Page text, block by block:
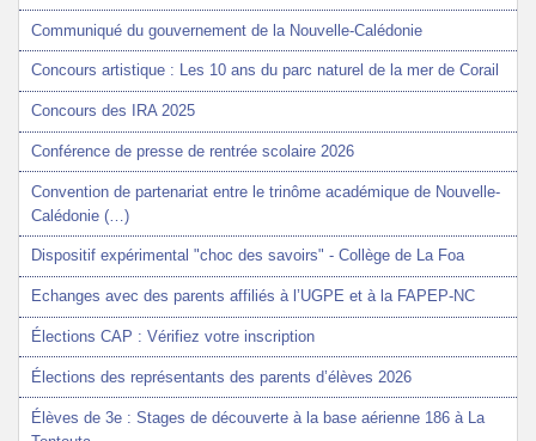
Communiqué du gouvernement de la Nouvelle-Calédonie
Concours artistique : Les 10 ans du parc naturel de la mer de Corail
Concours des IRA 2025
Conférence de presse de rentrée scolaire 2026
Convention de partenariat entre le trinôme académique de Nouvelle-
Calédonie (…)
Dispositif expérimental "choc des savoirs" - Collège de La Foa
Echanges avec des parents affiliés à l’UGPE et à la FAPEP-NC
Élections CAP : Vérifiez votre inscription
Élections des représentants des parents d’élèves 2026
Élèves de 3e : Stages de découverte à la base aérienne 186 à La